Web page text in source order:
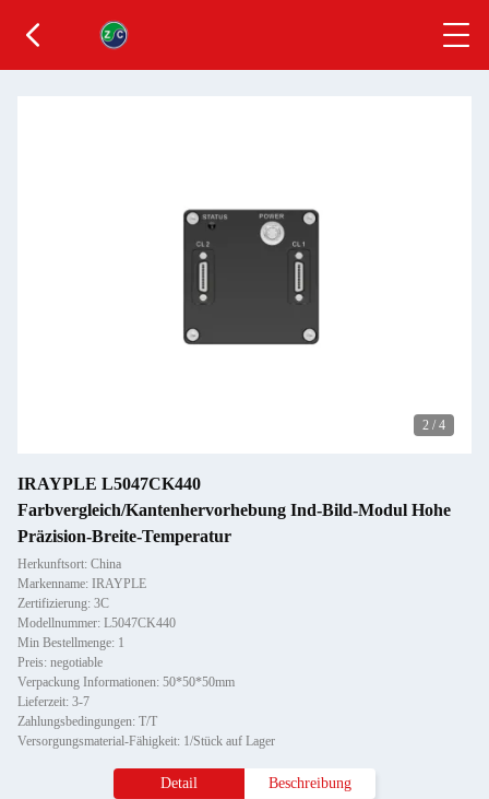
2 / 4
IRAYPLE L5047CK440
Farbvergleich/Kantenhervorhebung Ind-Bild-Modul Hohe
Präzision-Breite-Temperatur
Herkunftsort: China
Markenname: IRAYPLE
Zertifizierung: 3C
Modellnummer: L5047CK440
Min Bestellmenge: 1
Preis: negotiable
Verpackung Informationen: 50*50*50mm
Lieferzeit: 3-7
Zahlungsbedingungen: T/T
Versorgungsmaterial-Fähigkeit: 1/Stück auf Lager
Detail Beschreibung